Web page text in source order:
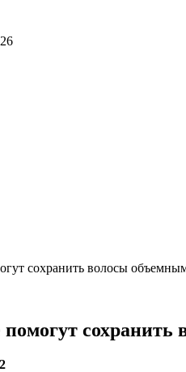
сохранить волосы